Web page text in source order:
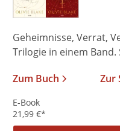
Geheimnisse, Verrat,
Trilogie in einem Band.
Zum Buch
Zur
E-Book
21,99 €*